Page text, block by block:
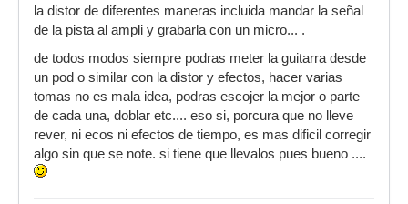
la distor de diferentes maneras incluida mandar la señal
de la pista al ampli y grabarla con un micro... .
de todos modos siempre podras meter la guitarra desde
un pod o similar con la distor y efectos, hacer varias
tomas no es mala idea, podras escojer la mejor o parte
de cada una, doblar etc.... eso si, porcura que no lleve
rever, ni ecos ni efectos de tiempo, es mas dificil corregir
algo sin que se note. si tiene que llevalos pues bueno ....